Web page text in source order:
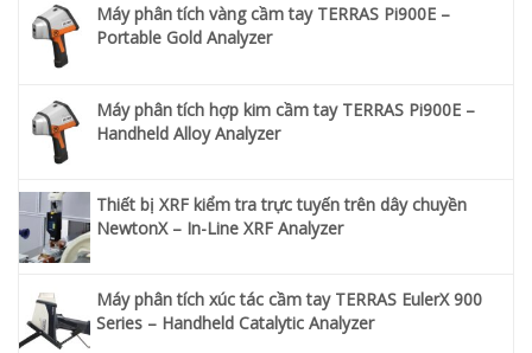
Máy phân tích vàng cầm tay TERRAS Pi900E –
Portable Gold Analyzer
Máy phân tích hợp kim cầm tay TERRAS Pi900E –
Handheld Alloy Analyzer
Thiết bị XRF kiểm tra trực tuyến trên dây chuyền
NewtonX – In-Line XRF Analyzer
Máy phân tích xúc tác cầm tay TERRAS EulerX 900
Series – Handheld Catalytic Analyzer